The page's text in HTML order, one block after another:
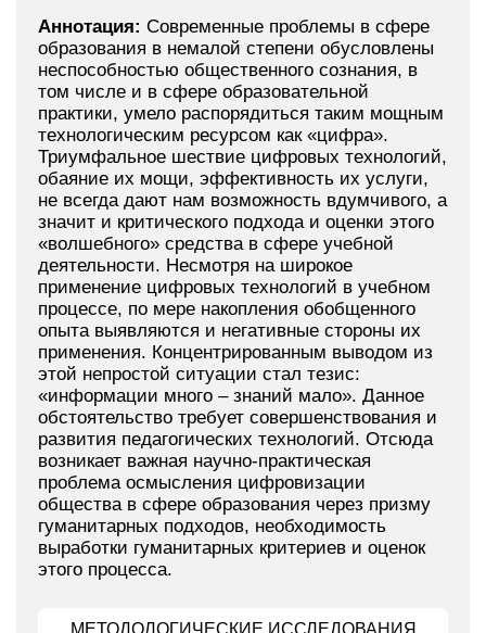
Аннотация: Современные проблемы в сфере
образования в немалой степени обусловлены
неспособностью общественного сознания, в
том числе и в сфере образовательной
практики, умело распорядиться таким мощным
технологическим ресурсом как «цифра».
Триумфальное шествие цифровых технологий,
обаяние их мощи, эффективность их услуги,
не всегда дают нам возможность вдумчивого, а
значит и критического подхода и оценки этого
«волшебного» средства в сфере учебной
деятельности. Несмотря на широкое
применение цифровых технологий в учебном
процессе, по мере накопления обобщенного
опыта выявляются и негативные стороны их
применения. Концентрированным выводом из
этой непростой ситуации стал тезис:
«информации много – знаний мало». Данное
обстоятельство требует совершенствования и
развития педагогических технологий. Отсюда
возникает важная научно-практическая
проблема осмысления цифровизации
общества в сфере образования через призму
гуманитарных подходов, необходимость
выработки гуманитарных критериев и оценок
этого процесса.
МЕТОДОЛОГИЧЕСКИЕ ИССЛЕДОВАНИЯ